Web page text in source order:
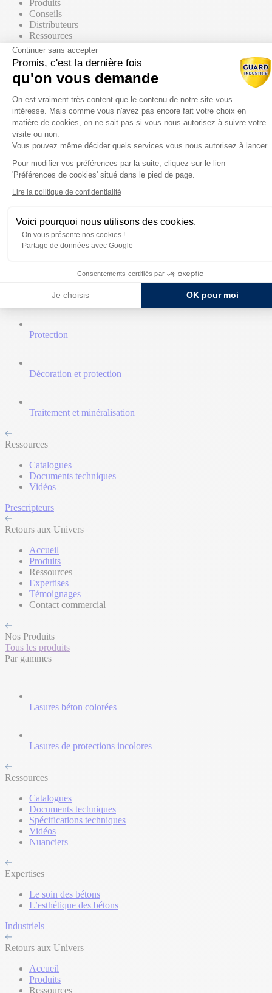
Produits
Conseils
Distributeurs
Ressources
Contact commercial
Nos Produits
Tous les produits
Par supports
Mur / Façade
Toiture
Par gammes
Nettoyant et décapant
Protection
Décoration et protection
Traitement et minéralisation
Ressources
Catalogues
Documents techniques
Vidéos
Prescripteurs
Retours aux Univers
Accueil
Produits
Ressources
Expertises
Témoignages
Contact commercial
Nos Produits
Tous les produits
Par gammes
Lasures béton colorées
Lasures de protections incolores
Ressources
Catalogues
Documents techniques
Spécifications techniques
Vidéos
Nuanciers
Expertises
Le soin des bétons
L’esthétique des bétons
Industriels
Retours aux Univers
Accueil
Produits
Ressources
Continuer sans accepter
Promis, c'est la dernière fois
qu'on vous demande
Plateforme de Gestion du
On est vraiment très content que le contenu de notre site vous
intéresse. Mais comme vous n'avez pas encore fait votre choix en
matière de cookies, on ne sait pas si vous nous autorisez à suivre votre
visite ou non.
Vous pouvez même décider quels services vous nous autorisez à lancer.
Pour modifier vos préférences par la suite, cliquez sur le lien
'Préférences de cookies' situé dans le pied de page.
Lire la politique de confidentialité
Voici pourquoi nous utilisons des cookies.
On vous présente nos cookies !
Partage de données avec Google
Consentements certifiés par
Je choisis OK pour moi
Axeptio consent